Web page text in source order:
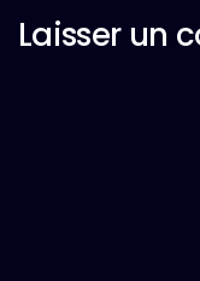
Laisser un